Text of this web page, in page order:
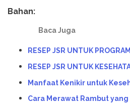
Bahan:
Baca Juga
RESEP JSR UNTUK
RESEP JSR UNTUK
Manfaat Kenikir untuk
Cara Merawat Rambut